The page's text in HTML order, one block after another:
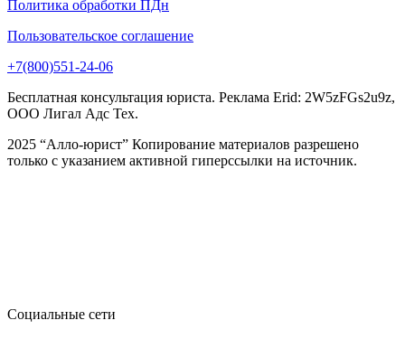
Политика обработки ПДн
Пользовательское соглашение
+7(800)551-24-06
Бесплатная консультация юриста. Реклама Erid: 2W5zFGs2u9z,
ООО Лигал Адс Тех.
2025 “Алло-юрист” Копирование материалов разрешено
только с указанием активной гиперссылки на источник.
Социальные сети